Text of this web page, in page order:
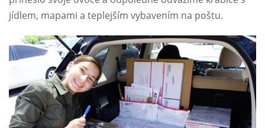
jídlem, mapami a teplejším vybavením na poštu.